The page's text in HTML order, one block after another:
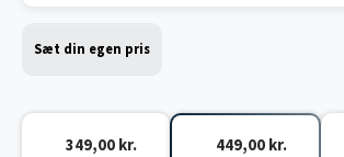
Sæt din egen pris
349,00 kr. 449,00 kr.